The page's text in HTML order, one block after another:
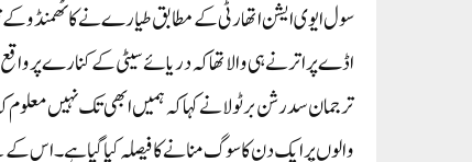
ترجمان سدرشن برٹولا نے کہا کہ ہمیں ابھی تک نہیں معلوم